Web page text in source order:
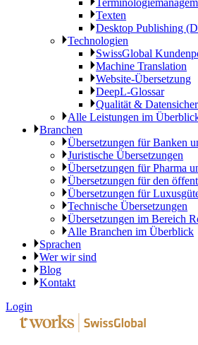
Texten
Desktop Publishing
Technologien
SwissGlobal
Machine Translation
Website-Übersetzung
DeepL-Glossar
Qualität &
Alle Leistungen im
Branchen
Übersetzungen für Banken
Juristische Übersetzungen
Übersetzungen für Pharma
Übersetzungen für den
Übersetzungen für
Technische Übersetzungen
Übersetzungen im Bereich
Alle Branchen im Überblick
Sprachen
Wer wir sind
Blog
Kontakt
Login